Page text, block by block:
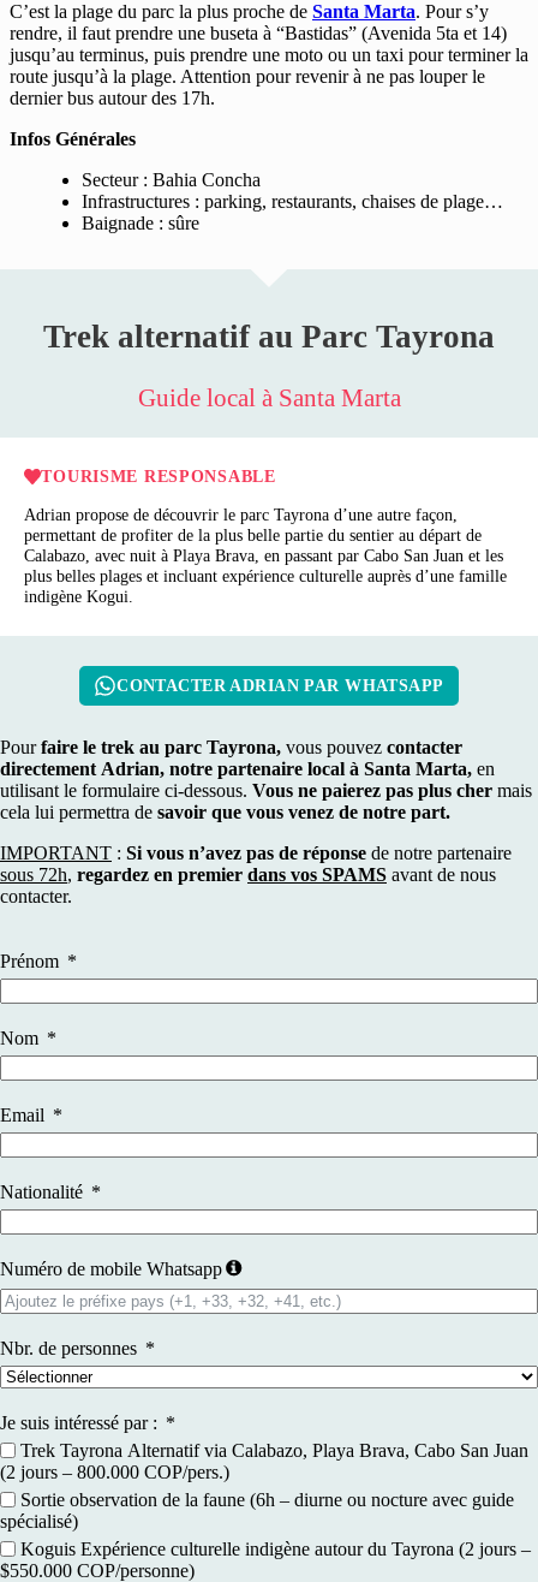
C’est la plage du parc la plus proche de Santa Marta. Pour s’y
rendre, il faut prendre une buseta à “Bastidas” (Avenida 5ta et 14)
jusqu’au terminus, puis prendre une moto ou un taxi pour terminer la
route jusqu’à la plage. Attention pour revenir à ne pas louper le
dernier bus autour des 17h.
Infos Générales
Secteur : Bahia Concha
Infrastructures : parking, restaurants, chaises de plage…
Baignade : sûre
Trek alternatif au Parc Tayrona
Guide local à Santa Marta
TOURISME RESPONSABLE
Adrian propose de découvrir le parc Tayrona d’une autre façon,
permettant de profiter de la plus belle partie du sentier au départ de
Calabazo, avec nuit à Playa Brava, en passant par Cabo San Juan et les
plus belles plages et incluant expérience culturelle auprès d’une famille
indigène Kogui.
CONTACTER ADRIAN PAR WHATSAPP
Pourfaire le trek au parc Tayrona, vous pouvez contacter
directement Adrian, notre partenaire local à Santa Marta, en
utilisant le formulaire ci-dessous. Vous ne paierez pas plus cher mais
cela lui permettra de savoir que vous venez de notre part.
IMPORTANT : Si vous n’avez pas de réponse de notre partenaire
sous 72h, regardez en premier dans vos SPAMS avant de nous
contacter.
Prénom
Nom
Email
Nationalité
Numéro de mobile Whatsapp
Nbr. de personnes
Je suis intéressé par :
Trek Tayrona Alternatif via Calabazo, Playa Brava, Cabo San Juan
(2 jours – 800.000 COP/pers.)
Sortie observation de la faune (6h – diurne ou nocture avec guide
spécialisé)
Koguis Expérience culturelle indigène autour du Tayrona (2 jours –
$550.000 COP/personne)